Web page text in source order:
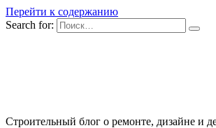
Перейти к содержанию
Search for:
Строительный блог о ремонте, дизайне и